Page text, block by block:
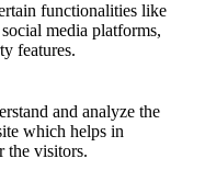
functionalities like
media platforms,
features.
and analyze the
which helps in
the visitors.